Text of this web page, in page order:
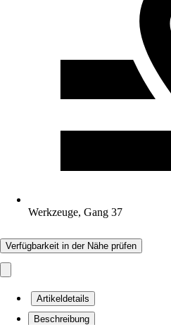
Werkzeuge, Gang 37
Verfügbarkeit in der Nähe prüfen
Artikeldetails
Beschreibung